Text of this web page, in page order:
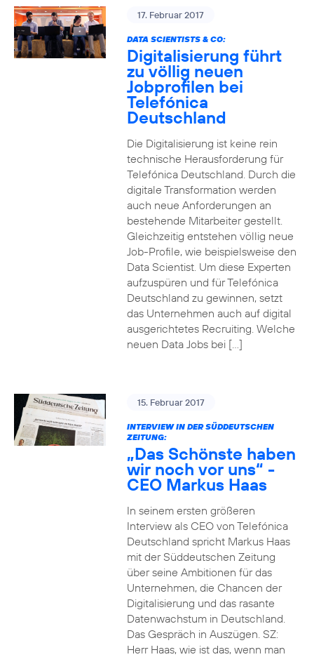
17. Februar 2017
DATA SCIENTISTS & CO:
Digitalisierung führt
zu völlig neuen
Jobprofilen bei
Telefónica
Deutschland
Die Digitalisierung ist keine rein
technische Herausforderung für
Telefónica Deutschland. Durch die
digitale Transformation werden
auch neue Anforderungen an
bestehende Mitarbeiter gestellt.
Gleichzeitig entstehen völlig neue
Job-Profile, wie beispielsweise den
Data Scientist. Um diese Experten
aufzuspüren und für Telefónica
Deutschland zu gewinnen, setzt
das Unternehmen auch auf digital
ausgerichtetes Recruiting. Welche
neuen Data Jobs bei […]
15. Februar 2017
INTERVIEW IN DER SÜDDEUTSCHEN
ZEITUNG:
„Das Schönste haben
wir noch vor uns“ -
CEO Markus Haas
In seinem ersten größeren
Interview als CEO von Telefónica
Deutschland spricht Markus Haas
mit der Süddeutschen Zeitung
über seine Ambitionen für das
Unternehmen, die Chancen der
Digitalisierung und das rasante
Datenwachstum in Deutschland.
Das Gespräch in Auszügen. SZ:
Herr Haas, wie ist das, wenn man